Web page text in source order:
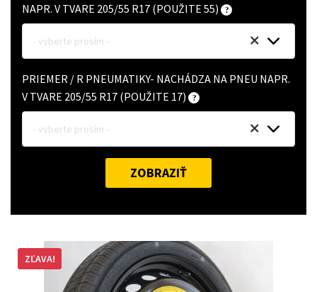
NAPR. V TVARE 205/55 R17 (POUŽITE 55)
- vyberte prosím -
PRIEMER / R PNEUMATIKY- NACHÁDZA NA PNEU NAPR.
V TVARE 205/55 R17 (POUŽITE 17)
- vyberte prosím -
ZOBRAZIŤ
ZĽAVA!